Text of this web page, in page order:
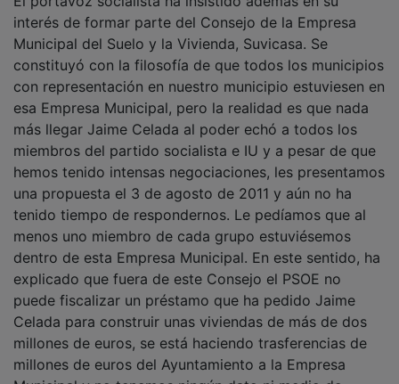
interés de formar parte del Consejo de la Empresa
Municipal del Suelo y la Vivienda, Suvicasa. Se
constituyó con la filosofía de que todos los municipios
con representación en nuestro municipio estuviesen en
esa Empresa Municipal, pero la realidad es que nada
más llegar Jaime Celada al poder echó a todos los
miembros del partido socialista e IU y a pesar de que
hemos tenido intensas negociaciones, les presentamos
una propuesta el 3 de agosto de 2011 y aún no ha
tenido tiempo de respondernos. Le pedíamos que al
menos uno miembro de cada grupo estuviésemos
dentro de esta Empresa Municipal. En este sentido, ha
explicado que fuera de este Consejo el PSOE no
puede fiscalizar un préstamo que ha pedido Jaime
Celada para construir unas viviendas de más de dos
millones de euros, se está haciendo trasferencias de
millones de euros del Ayuntamiento a la Empresa
Municipal y no tenemos ningún dato ni medio de